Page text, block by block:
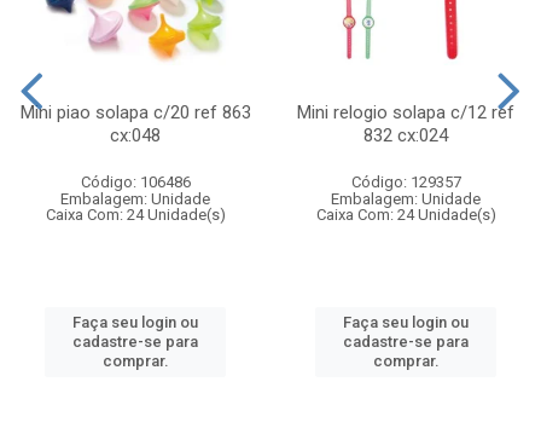
Mini piao solapa c/20 ref 863
cx:048
Código: 106486
Embalagem: Unidade
Caixa Com: 24 Unidade(s)
Faça seu login ou
cadastre-se para
comprar.
Mini relogio solapa c/12 ref
832 cx:024
Código: 129357
Embalagem: Unidade
Caixa Com: 24 Unidade(s)
Faça seu login ou
cadastre-se para
comprar.